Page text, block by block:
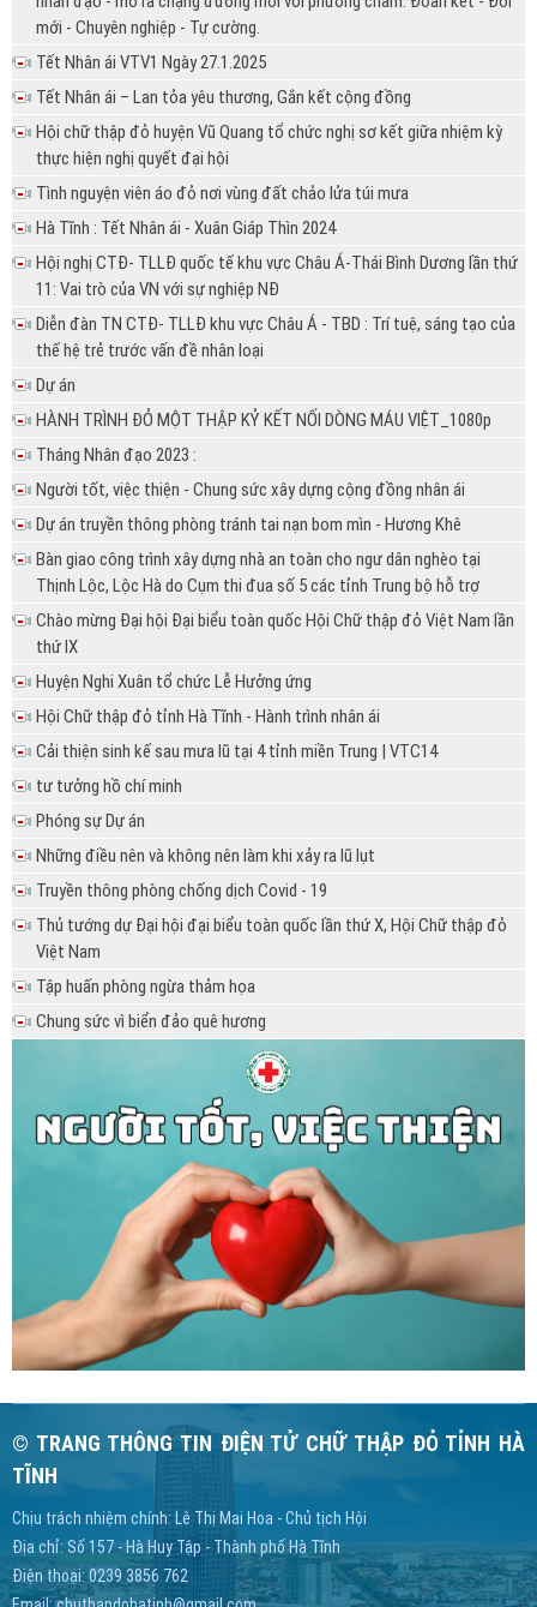
mới - Chuyên nghiệp - Tự cường.
Tết Nhân ái VTV1 Ngày 27.1.2025
Tết Nhân ái – Lan tỏa yêu thương, Gắn kết cộng đồng
Hội chữ thập đỏ huyện Vũ Quang tổ chức nghị sơ kết giữa nhiệm kỳ
thực hiện nghị quyết đại hội
Tình nguyện viên áo đỏ nơi vùng đất chảo lửa túi mưa
Hà Tĩnh : Tết Nhân ái - Xuân Giáp Thìn 2024
Hội nghị CTĐ- TLLĐ quốc tế khu vực Châu Á-Thái Bình Dương lần thứ
11: Vai trò của VN với sự nghiệp NĐ
Diễn đàn TN CTĐ- TLLĐ khu vực Châu Á - TBD : Trí tuệ, sáng tạo của
thế hệ trẻ trước vấn đề nhân loại
Dự án
HÀNH TRÌNH ĐỎ MỘT THẬP KỶ KẾT NỐI DÒNG MÁU VIỆT_1080p
Tháng Nhân đạo 2023 :
Người tốt, việc thiện - Chung sức xây dựng cộng đồng nhân ái
Dự án truyền thông phòng tránh tai nạn bom mìn - Hương Khê
Bàn giao công trình xây dựng nhà an toàn cho ngư dân nghèo tại
Thịnh Lộc, Lộc Hà do Cụm thi đua số 5 các tỉnh Trung bộ hỗ trợ
Chào mừng Đại hội Đại biểu toàn quốc Hội Chữ thập đỏ Việt Nam lần
thứ IX
Huyện Nghi Xuân tổ chức Lễ Hưởng ứng
Hội Chữ thập đỏ tỉnh Hà Tĩnh - Hành trình nhân ái
Cải thiện sinh kế sau mưa lũ tại 4 tỉnh miền Trung | VTC14
tư tưởng hồ chí minh
Phóng sự Dự án
Những điều nên và không nên làm khi xảy ra lũ lụt
Truyền thông phòng chống dịch Covid - 19
Thủ tướng dự Đại hội đại biểu toàn quốc lần thứ X, Hội Chữ thập đỏ
Việt Nam
Tập huấn phòng ngừa thảm họa
Chung sức vì biển đảo quê hương
© TRANG THÔNG TIN ĐIỆN TỬ CHỮ THẬP ĐỎ TỈNH HÀ
TĨNH
Chịu trách nhiệm chính: Lê Thị Mai Hoa - Chủ tịch Hội
Địa chỉ: Số 157 - Hà Huy Tập - Thành phố Hà Tĩnh
Điện thoại: 0239 3856 762